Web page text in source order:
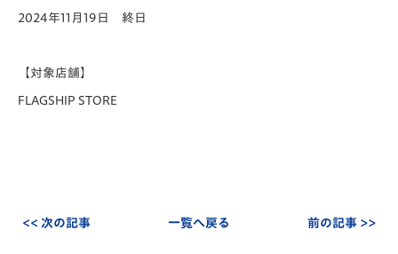
2024年11月19日 終日
【対象店舗】
FLAGSHIP STORE
<< 次の記事 一覧へ戻る 前の記事 >>